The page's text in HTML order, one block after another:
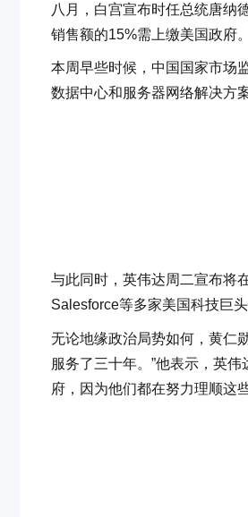
八月，白宫宣布时任总统唐纳
销售额的15%需上缴美国政府。
本周早些时候，中国国家市场
数据中心和服务器网络解决方案
与此同时，英伟达周二宣布将
Salesforce等多家美国科技巨
无论地缘政治局势如何，黄仁
服务了三十年。”他表示，英
府，因为他们都在努力理顺这